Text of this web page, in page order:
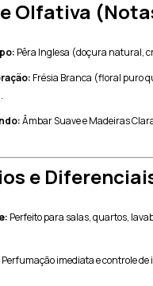
Olfativa
Pêra Inglesa (doçura natural,
Frésia Branca (floral puro
Âmbar Suave e Madeiras
e
Perfeito para salas, quartos,
Perfumação imediata e controle